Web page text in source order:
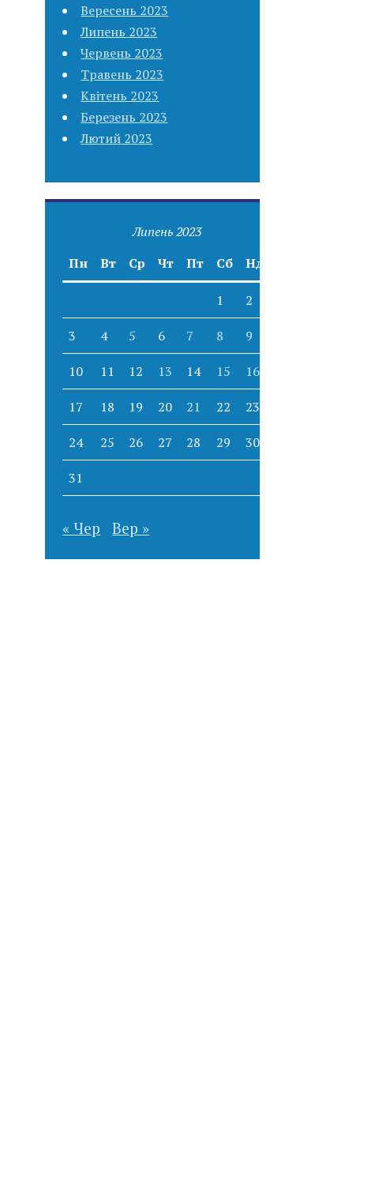
Вересень 2023
Липень 2023
Червень 2023
Травень 2023
Квітень 2023
Березень 2023
Лютий 2023
Липень 2023
Пн
Вт Ср Чт Пт Сб Нд
1 2
3 4 5 6 7 8 9
10 11 12 13 14 15 16
17 18 19 20 21 22 23
24 25 26 27 28 29 30
31
« Чер Вер »